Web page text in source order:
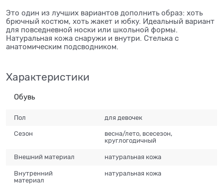
Это один из лучших вариантов дополнить образ: хоть
брючный костюм, хоть жакет и юбку. Идеальный вариант
для повседневной носки или школьной формы.
Натуральная кожа снаружи и внутри. Стелька с
анатомическим подсводником.
Характеристики
Обувь
Пол для девочек
Сезон
весна/лето, всесезон,
круглогодичный
Внешний материал натуральная кожа
Внутренний
материал
натуральная кожа